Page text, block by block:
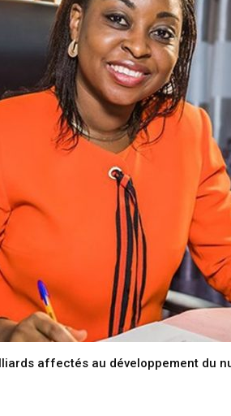
affectés au développement du